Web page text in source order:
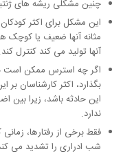
چنین مشکلی ریشه های
این مشکل برای اکثر
مثانه آنها ضعیف یا کوچک
آنها تولید می کند کنترل کند.
اگر چه استرس ممکن است
بگذارد، اکثر کارشناسان
این حادثه باشد، زیرا بین
ندارد.
فقط برخی از رفتارها،
شب ادراری را تشدید می کند.